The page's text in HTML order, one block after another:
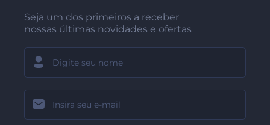
Seja um dos primeiros a receber
nossas últimas novidades e ofertas